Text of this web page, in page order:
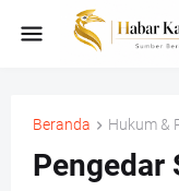
Beranda Hukum &
Pengedar